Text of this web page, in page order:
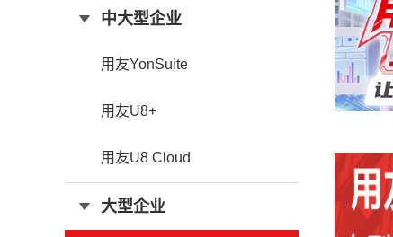
中大型企业
用友YonSuite
用友U8+
用友U8 Cloud
大型企业